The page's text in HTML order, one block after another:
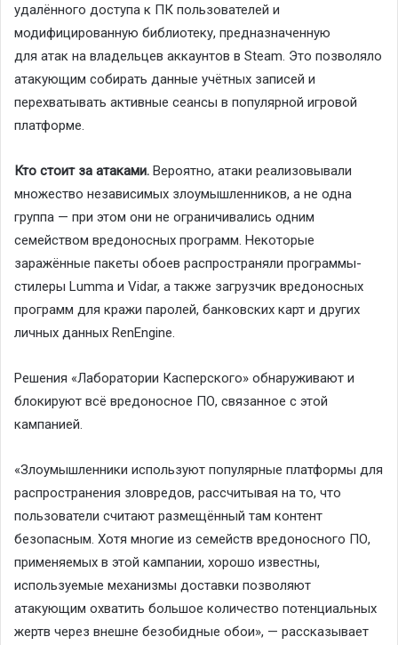
удалённого доступа к ПК пользователей и
модифицированную библиотеку, предназначенную
для атак на владельцев аккаунтов в Steam. Это позволяло
атакующим собирать данные учётных записей и
перехватывать активные сеансы в популярной игровой
платформе.
Кто стоит за атаками. Вероятно, атаки реализовывали
множество независимых злоумышленников, а не одна
группа — при этом они не ограничивались одним
семейством вредоносных программ. Некоторые
заражённые пакеты обоев распространяли программы-
стилеры Lumma и Vidar, а также загрузчик вредоносных
программ для кражи паролей, банковских карт и других
личных данных RenEngine.
Решения «Лаборатории Касперского» обнаруживают и
блокируют всё вредоносное ПО, связанное с этой
кампанией.
«Злоумышленники используют популярные платформы для
распространения зловредов, рассчитывая на то, что
пользователи считают размещённый там контент
безопасным. Хотя многие из семейств вредоносного ПО,
применяемых в этой кампании, хорошо известны,
используемые механизмы доставки позволяют
атакующим охватить большое количество потенциальных
жертв через внешне безобидные обои», — рассказывает